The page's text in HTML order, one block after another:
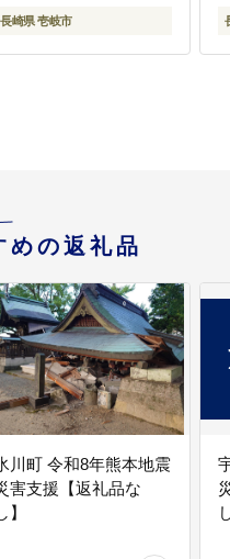
ギフト 敬老の日 のし プ
し プレゼント ギフト
長崎県 壱岐市
めの返礼品
川町 令和8年熊本地震
害支援【返礼品な
】